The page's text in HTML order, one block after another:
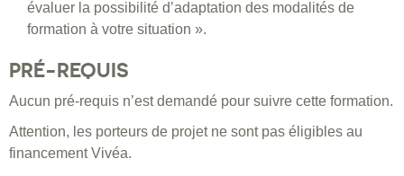
évaluer la possibilité d’adaptation des modalités de
formation à votre situation ».
PRÉ-REQUIS
Aucun pré-requis n’est demandé pour suivre cette formation.
Attention, les porteurs de projet ne sont pas éligibles au
financement Vivéa.